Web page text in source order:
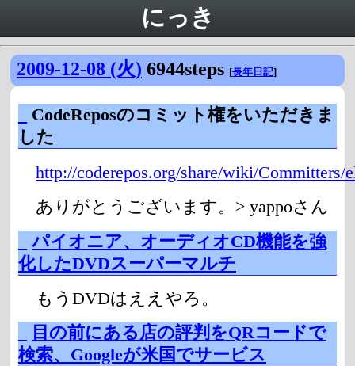
にっき
2009-12-08 (火) 6944steps [長年日記]
CodeReposのコミット権をいただきま
した
http://coderepos.org/share/wiki/Committers/
ありがとうございます。> yappoさん
パイオニア、オーディオCD機能を強
化したDVDスーパーマルチ
もうDVDはええやろ。
目の前にある店の評判をQRコードで
検索、Googleが米国でサービス